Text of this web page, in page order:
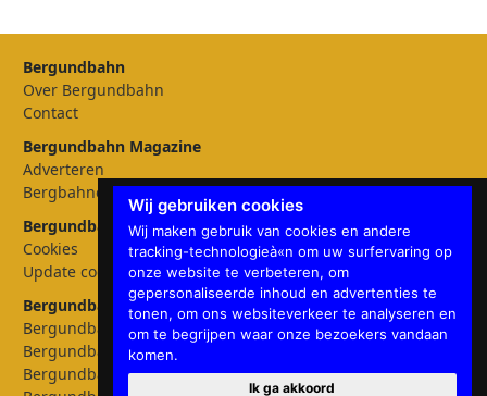
Wij gebruiken cookies
Wij maken gebruik van cookies en andere
tracking-technologieà«n om uw surfervaring op
onze website te verbeteren, om
gepersonaliseerde inhoud en advertenties te
tonen, om ons websiteverkeer te analyseren en
om te begrijpen waar onze bezoekers vandaan
komen.
Ik ga akkoord
Bergundbahn
Over Bergundbahn
Contact
Bergundbahn Magazine
Adverteren
Bergbahnen
Bergundbahn Instellingen
Cookies
Update cookies preferences
Bergundbahn talen
Bergundbahn Deutschland
Bergundbahn Österreich
Bergundbahn Nederland